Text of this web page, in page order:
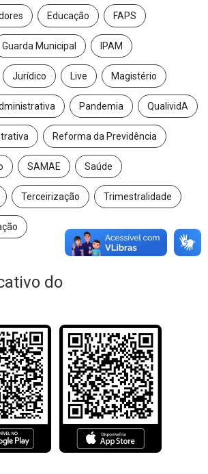
Educação FAPS
Guarda Municipal IPAM
Jurídico Live Magistério
Pandemia QualividA
Reforma da Previdência
SAMAE Saúde
Terceirização Trimestralidade
do